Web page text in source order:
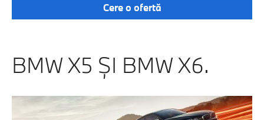
Cere o ofertă
BMW X5 ŞI BMW X6.